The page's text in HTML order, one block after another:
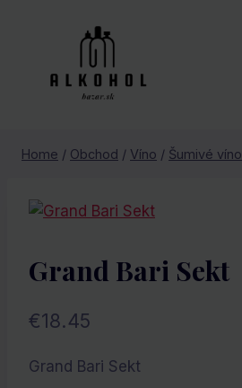
Home / Obchod / Víno / Šumivé víno
Grand Bari Sekt
€18.45
Grand Bari Sekt